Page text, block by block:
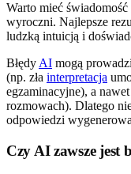
Warto mieć
wyroczni. Najlepsze
ludzką intuicją i
Błędy AI mogą
(np. zła interpretacja
egzaminacyjne), a
rozmowach). Dlatego
odpowiedzi
Czy AI zawsze jest